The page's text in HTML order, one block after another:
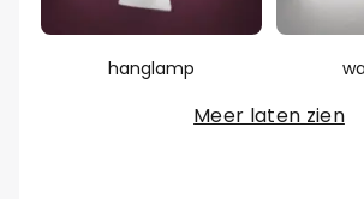
hanglamp
Meer laten zien